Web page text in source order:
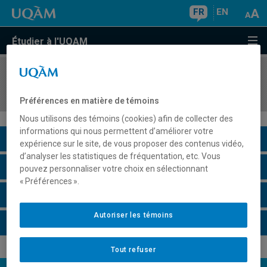
FR EN
Étudier à l'UQAM
COURS//
Description du cours
Horaire - Été 2026
Préférences en matière de témoins
Nous utilisons des témoins (cookies) afin de collecter des
informations qui nous permettent d’améliorer votre
expérience sur le site, de vous proposer des contenus vidéo,
d’analyser les statistiques de fréquentation, etc. Vous
pouvez personnaliser votre choix en sélectionnant
« Préférences ».
Tout refuser
Autoriser les témoins